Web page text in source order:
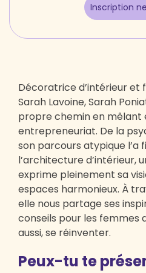
Inscription
Décoratrice d’intérieur et
Sarah Lavoine, Sarah
propre chemin en mêlant
entrepreneuriat. De la
son parcours atypique l’a
l’architecture d’intérieur,
exprime pleinement sa
espaces harmonieux. À
elle nous partage ses
conseils pour les femmes
aussi, se réinventer.
Peux-tu te